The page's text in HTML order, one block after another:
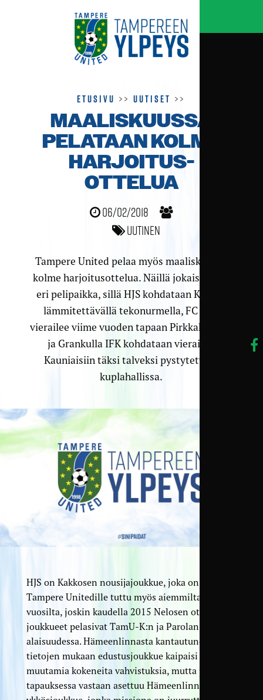
Etusivu >>Uutiset >>
MAALISKUUSSA
PELATAAN KOLME
HARJOITUS­
OTTELUA
06/02/2018
Uutinen
Tampere United pelaa myös maaliskuussa
kolme harjoitusottelua. Näillä jokaisella on
eri pelipaikka, sillä HJS kohdataan Kaupin
lämmitettävällä tekonurmella, FC KTP
vierailee viime vuoden tapaan Pirkkahallissa
ja Grankulla IFK kohdataan vieraissa
Kauniaisiin täksi talveksi pystytetyssä
kuplahallissa.
HJS on Kakkosen nousijajoukkue, joka on
Tampere Unitedille tuttu myös aiemmilta
vuosilta, joskin kaudella 2015 Nelosen otteluissa
joukkueet pelasivat TamU-K:n ja Parolan Visan
alaisuudessa. Hämeenlinnasta kantautuneiden
tietojen mukaan edustusjoukkue kaipaisi vielä
muutamia kokeneita vahvistuksia, mutta joka
tapauksessa vastaan asettuu Hämeenlinnan